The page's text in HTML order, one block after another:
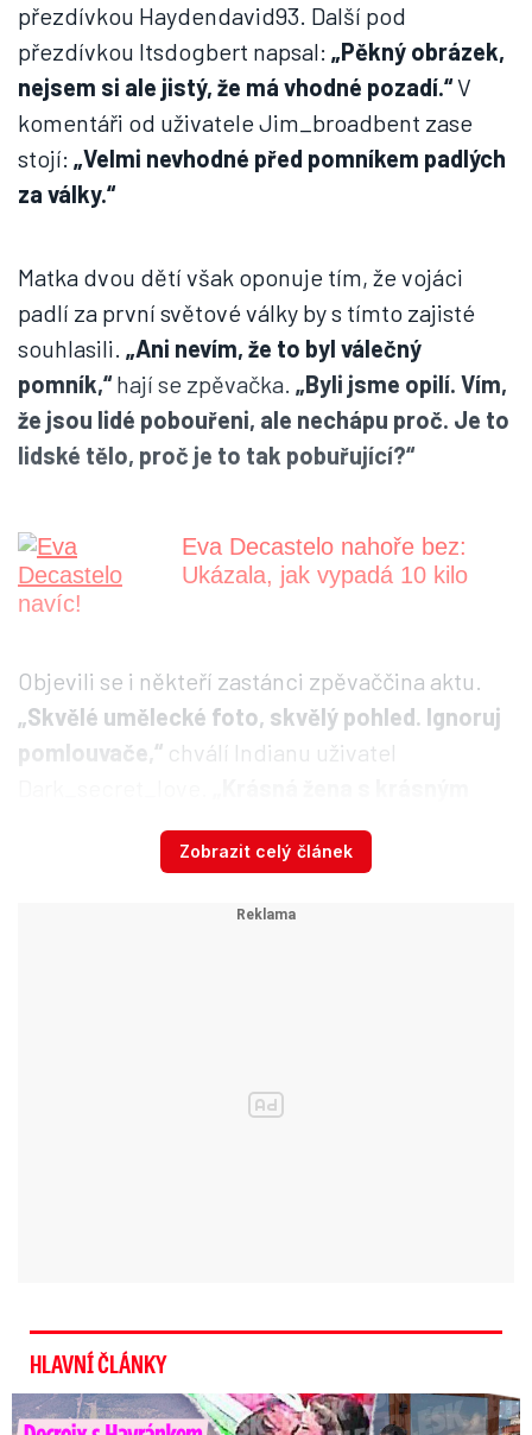
přezdívkou Haydendavid93. Další pod
přezdívkou Itsdogbert napsal: „Pěkný obrázek,
nejsem si ale jistý, že má vhodné pozadí.“V
komentáři od uživatele Jim_broadbent zase
stojí: „Velmi nevhodné před pomníkem padlých
za války.“
Matka dvou dětí však oponuje tím, že vojáci
padlí za první světové války by s tímto zajisté
souhlasili. „Ani nevím, že to byl válečný
pomník,“hají se zpěvačka. „Byli jsme opilí. Vím,
že jsou lidé pobouřeni, ale nechápu proč. Je to
lidské tělo, proč je to tak pobuřující?“
Eva Decastelo nahoře bez:
Ukázala, jak vypadá 10 kilo
navíc!
Objevili se i někteří zastánci zpěvaččina aktu.
„Skvělé umělecké foto, skvělý pohled. Ignoruj
pomlouvače,“ chválí Indianu uživatel
hlasem. Jen do toho,“přitakává další.
Indiana se proslavila svým singlem Solo
Zobrazit celý článek
HLAVNÍ ČLÁNKY
Decroix s Havránkem dováděli v Polsku, ale… Vědí o tom doma?